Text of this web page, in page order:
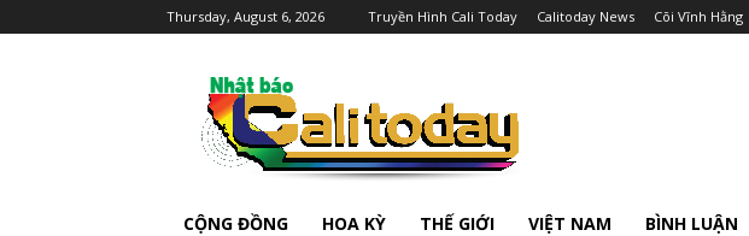
Thursday, August 6, 2026 Truyền Hình Cali Today Calitoday News Cõi Vĩnh Hằng
CỘNG ĐỒNG HOA KỲ THẾ GIỚI VIỆT NAM BÌNH LUẬN